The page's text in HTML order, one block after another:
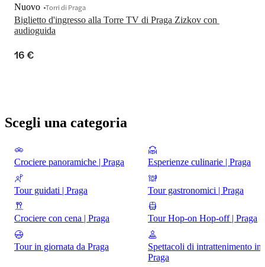
Biglietto d'ingresso alla Torre TV di Praga Zizkov con
audioguida
Nuovo Torri di Praga
16 €
Scegli una categoria
Crociere panoramiche | Praga Esperienze culinarie | Praga
Tour guidati | Praga Tour gastronomici | Praga
Crociere con cena | Praga Tour Hop-on Hop-off | Praga
Tour in giornata da Praga
Spettacoli di intrattenimento in
Praga